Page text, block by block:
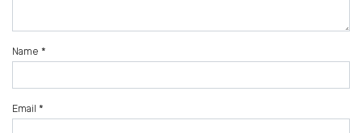
Name *
Email *